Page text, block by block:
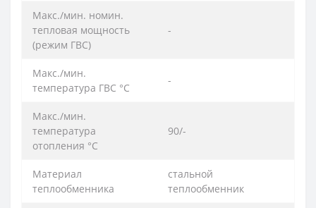
Макс./мин. номин.
тепловая мощность
(режим ГВС)
-
Макс./мин.
температура ГВС °C
-
Макс./мин.
температура
отопления °C
90/-
Материал
теплообменника
стальной
теплообменник